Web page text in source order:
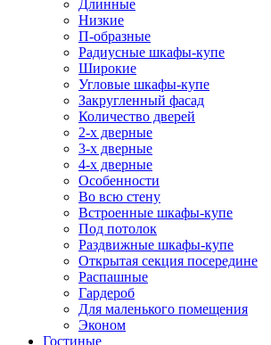
Длинные
Низкие
П-образные
Радиусные шкафы-купе
Широкие
Угловые шкафы-купе
Закругленный фасад
Количество дверей
2-х дверные
3-х дверные
4-х дверные
Особенности
Во всю стену
Встроенные шкафы-купе
Под потолок
Раздвижные шкафы-купе
Открытая секция посередине
Распашные
Гардероб
Для маленького помещения
Эконом
Гостиные